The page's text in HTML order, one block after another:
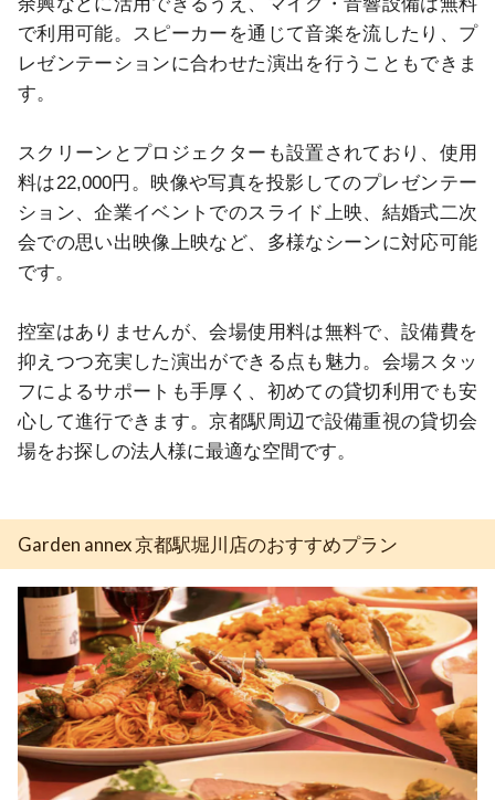
で利用可能。スピーカーを通じて音楽を流したり、プ
レゼンテーションに合わせた演出を行うこともできま
す。
スクリーンとプロジェクターも設置されており、使用
料は22,000円。映像や写真を投影してのプレゼンテー
ション、企業イベントでのスライド上映、結婚式二次
会での思い出映像上映など、多様なシーンに対応可能
です。
控室はありませんが、会場使用料は無料で、設備費を
抑えつつ充実した演出ができる点も魅力。会場スタッ
フによるサポートも手厚く、初めての貸切利用でも安
心して進行できます。京都駅周辺で設備重視の貸切会
場をお探しの法人様に最適な空間です。
Garden annex 京都駅堀川店のおすすめプラン